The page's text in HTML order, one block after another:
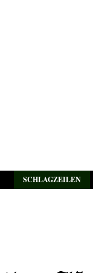
SCHLAGZEILEN